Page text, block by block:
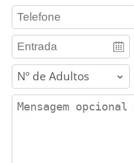
contact_phone
adults
contact_message